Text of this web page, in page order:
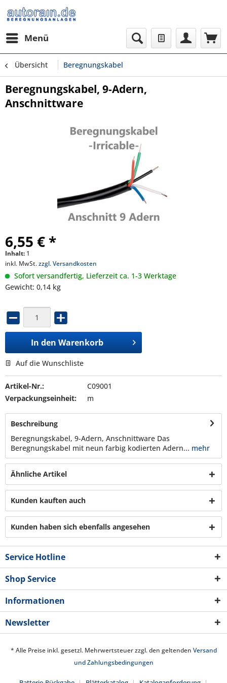
Menü
Übersicht Beregnungskabel
Beregnungskabel, 9-Adern,
Anschnittware
6,55 € *
Inhalt: 1
inkl. MwSt.zzgl. Versandkosten
Sofort versandfertig, Lieferzeit ca. 1-3 Werktage
Gewicht: 0,14 kg
In den Warenkorb
Auf die Wunschliste
Artikel-Nr.:
C09001
Verpackungseinheit:
m
Beschreibung
Beregnungskabel, 9-Adern, Anschnittware Das
Beregnungskabel mit neun farbig kodierten Adern... mehr
Ähnliche Artikel
Kunden kauften auch
Kunden haben sich ebenfalls angesehen
Service Hotline
Shop Service
Informationen
Newsletter
* Alle Preise inkl. gesetzl. Mehrwertsteuer zzgl. den geltenden Versand
und Zahlungsbedingungen